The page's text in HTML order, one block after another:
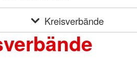
Kreisverbände